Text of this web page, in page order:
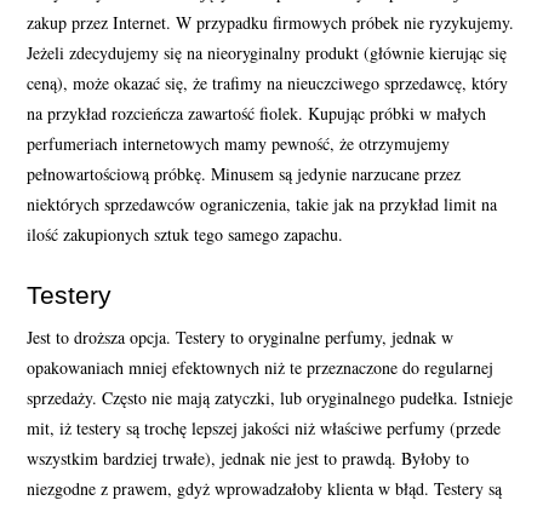
zakup przez Internet. W przypadku firmowych próbek nie ryzykujemy.
Jeżeli zdecydujemy się na nieoryginalny produkt (głównie kierując się
ceną), może okazać się, że trafimy na nieuczciwego sprzedawcę, który
na przykład rozcieńcza zawartość fiolek. Kupując próbki w małych
perfumeriach internetowych mamy pewność, że otrzymujemy
pełnowartościową próbkę. Minusem są jedynie narzucane przez
niektórych sprzedawców ograniczenia, takie jak na przykład limit na
ilość zakupionych sztuk tego samego zapachu.
Testery
Jest to droższa opcja. Testery to oryginalne perfumy, jednak w
opakowaniach mniej efektownych niż te przeznaczone do regularnej
sprzedaży. Często nie mają zatyczki, lub oryginalnego pudełka. Istnieje
mit, iż testery są trochę lepszej jakości niż właściwe perfumy (przede
wszystkim bardziej trwałe), jednak nie jest to prawdą. Byłoby to
niezgodne z prawem, gdyż wprowadzałoby klienta w błąd. Testery są